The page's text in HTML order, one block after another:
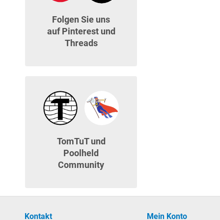
Folgen Sie uns
auf Pinterest und
Threads
TomTuT und
Poolheld
Community
Kontakt Mein Konto